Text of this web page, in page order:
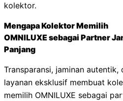
kolektor.
Mengapa Kolektor Memilih
OMNILUXE sebagai Partner
Panjang
Transparansi, jaminan autentik,
layanan eksklusif membuat
memilih OMNILUXE sebagai